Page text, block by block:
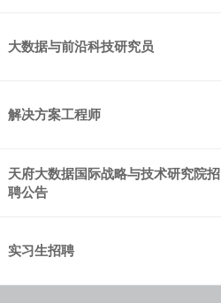
大数据与前沿科技研究员
解决方案工程师
天府大数据国际战略与技术研究院招
聘公告
实习生招聘